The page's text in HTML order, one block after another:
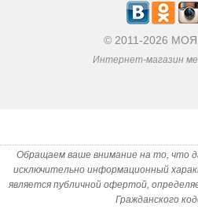
© 2011-2026
Интернет-магазин
Обращаем ваше внимание на то, что
исключительно информационный
является публичной офертой,
Гражданского